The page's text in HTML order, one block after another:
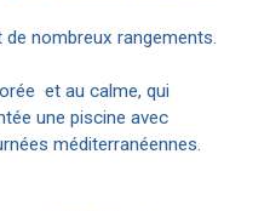
de nombreux rangements.
et au calme, qui
une piscine avec
méditerranéennes.